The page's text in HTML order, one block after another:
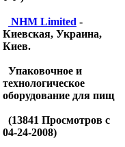
NHM Limited -
Киевская, Украина,
Киев.
Упаковочное и
технологическое
оборудование для пищ
(13841 Просмотров с
04-24-2008)